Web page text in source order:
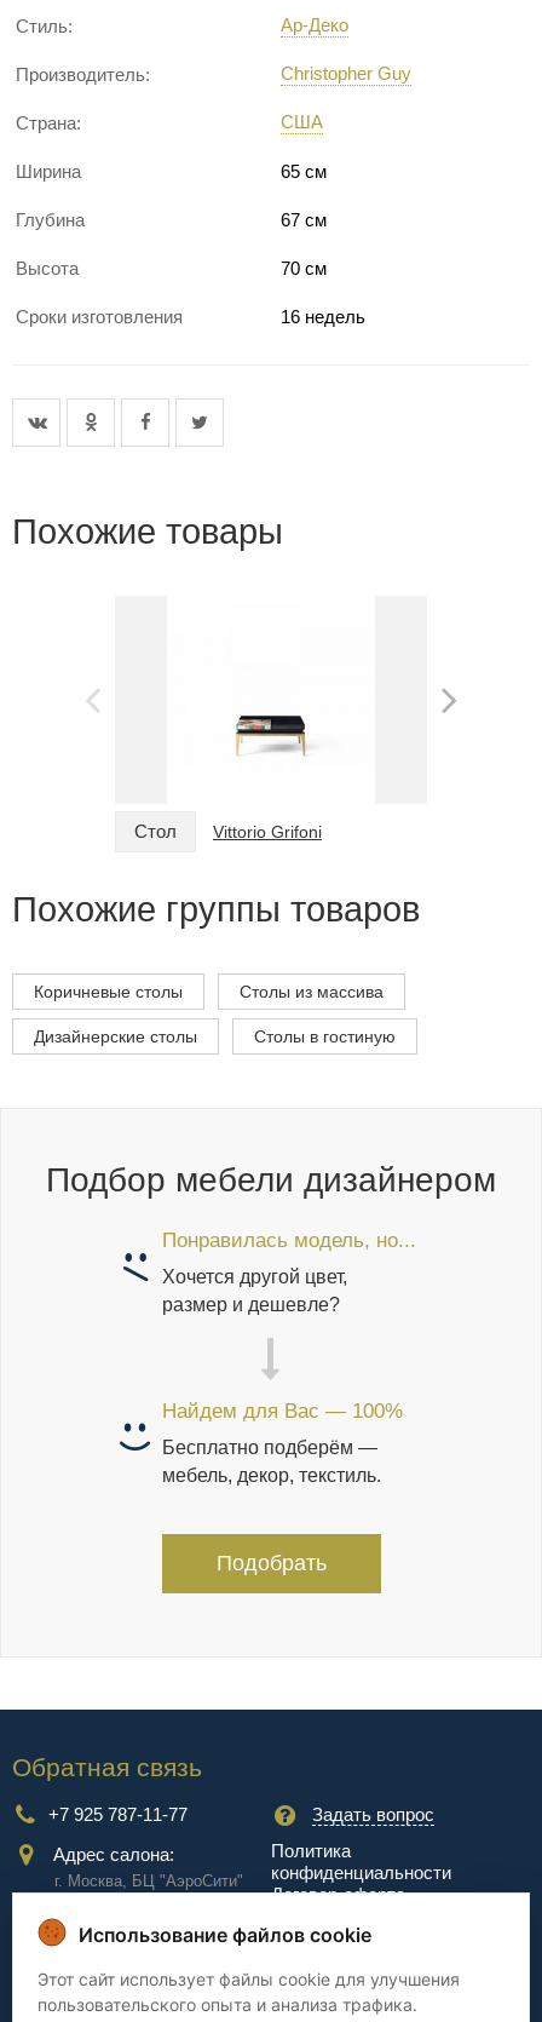
Стиль: Ар-Деко
Производитель: Christopher Guy
Страна: США
Ширина 65 см
Глубина 67 см
Высота 70 см
Сроки изготовления 16 недель
Похожие товары
Стол Vittorio Grifoni
Похожие группы товаров
Коричневые столы Столы из массива
Дизайнерские столы Столы в гостиную
Подбор мебели дизайнером
Понравилась модель, но...
Хочется другой цвет,
размер и дешевле?
Найдем для Вас — 100%
Бесплатно подберём —
мебель, декор, текстиль.
Подобрать
Обратная связь
+7 925 787-11-77
Задать вопрос
Адрес салона:
г. Москва, БЦ "АэроCити"
Куркинское ш., стр.2, 17
этаж
Политика
конфиденциальности
Договор-оферта
Сервис
Доставка Сборка
Использование файлов cookie
Этот сайт использует файлы cookie для улучшения
пользовательского опыта и анализа трафика.